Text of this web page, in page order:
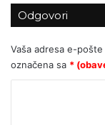
Za
stotine
Odgovori
Vaša adresa e-
označena sa *